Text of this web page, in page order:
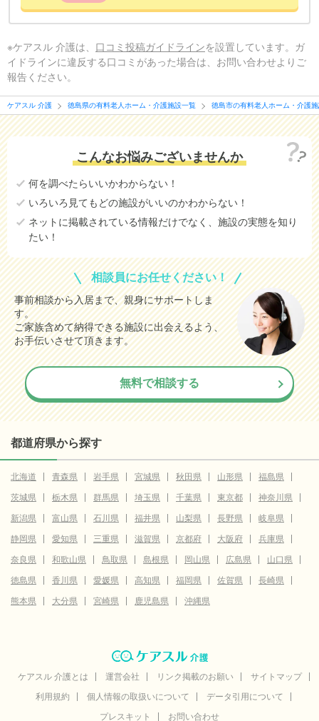
※ケアスル 介護は、 口コミ投稿ガイドラインを設置しています。ガ
イドラインに違反する口コミがあった場合は、お問い合わせよりご
報告ください。
ケアスル 介護 徳島県の有料老人ホーム・介護施設一覧 徳島市の有料老人ホーム・介護
こんなお悩みございませんか
何を調べたらいいかわからない！
いろいろ見てもどの施設がいいのかわからない！
ネットに掲載されている情報だけでなく、施設の実態を知り
たい！
相談員にお任せください！
事前相談から入居まで、親身にサポートしま
す。
ご家族含めて納得できる施設に出会えるよう、
お手伝いさせて頂きます。
無料で相談する
都道府県から探す
北海道 青森県 岩手県 宮城県 秋田県 山形県
福島県
茨城県
栃木県 群馬県 埼玉県 千葉県 東京都
神奈川県
新潟県
富山県 石川県 福井県 山梨県 長野県
岐阜県
静岡県
愛知県 三重県 滋賀県 京都府 大阪府
兵庫県
奈良県
和歌山県 鳥取県 島根県 岡山県 広島県
山口県
徳島県
香川県 愛媛県 高知県 福岡県 佐賀県
長崎県
熊本県
大分県 宮崎県 鹿児島県 沖縄県
ケアスル 介護とは 運営会社 リンク掲載のお願い
サイトマップ
利用規約
個人情報の取扱いについて
データ引用について
プレスキット
お問い合わせ